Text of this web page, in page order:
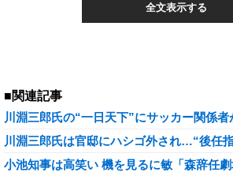
全文表示する
■関連記事
川淵三郎氏の“一日天下”にサッカー関係
川淵三郎氏は官邸にハシゴ外され…“後任
小池知事は高笑い 機を見るに敏「森辞任